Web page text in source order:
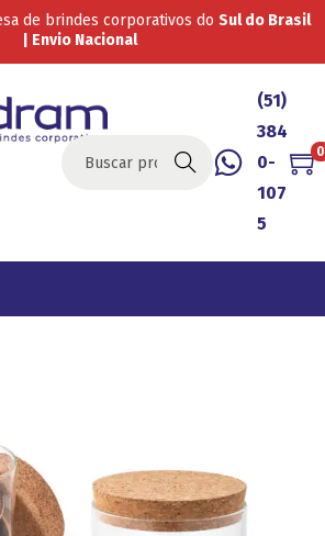
de brindes corporativos do Sul do Brasil
| Envio Nacional
Buscar
(51)
384
0-
107
5
0